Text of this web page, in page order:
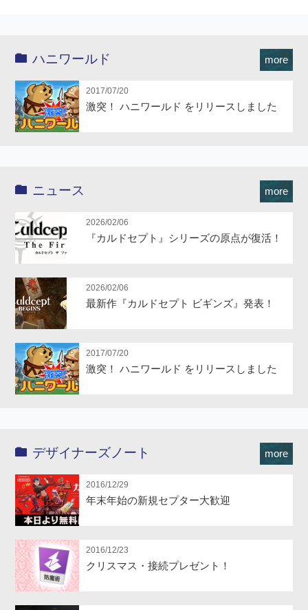
more
ハニワールド
2017/07/20
激突！ ハニワールド をリリースしました
more
ニュース
2026/02/06
『カルドセプト』シリーズの原点が復活！
2026/02/06
最新作『カルドセプト ビギンズ』発表！
2017/07/20
激突！ ハニワールド をリリースしました
more
デザイナーズノート
2016/12/29
年末年始の新規セプター大歓迎
2016/12/23
クリスマス・接続プレゼント！